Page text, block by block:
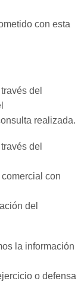
con esta
del
realizada.
del
con
del
la información
o defensa